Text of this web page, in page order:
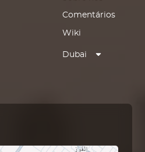
Comentários
Wiki
Dubai